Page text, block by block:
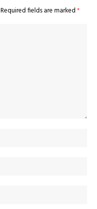
Required fields are marked*